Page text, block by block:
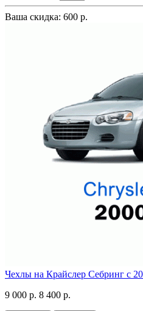
Ваша скидка: 600 р.
Чехлы на Крайслер Себринг с
9 000 р. 8 400 р.